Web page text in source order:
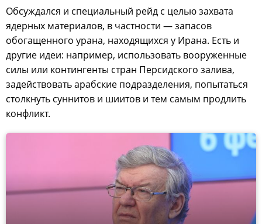
Обсуждался и специальный рейд с целью захвата
ядерных материалов, в частности — запасов
обогащенного урана, находящихся у Ирана. Есть и
другие идеи: например, использовать вооруженные
силы или контингенты стран Персидского залива,
задействовать арабские подразделения, попытаться
столкнуть суннитов и шиитов и тем самым продлить
конфликт.